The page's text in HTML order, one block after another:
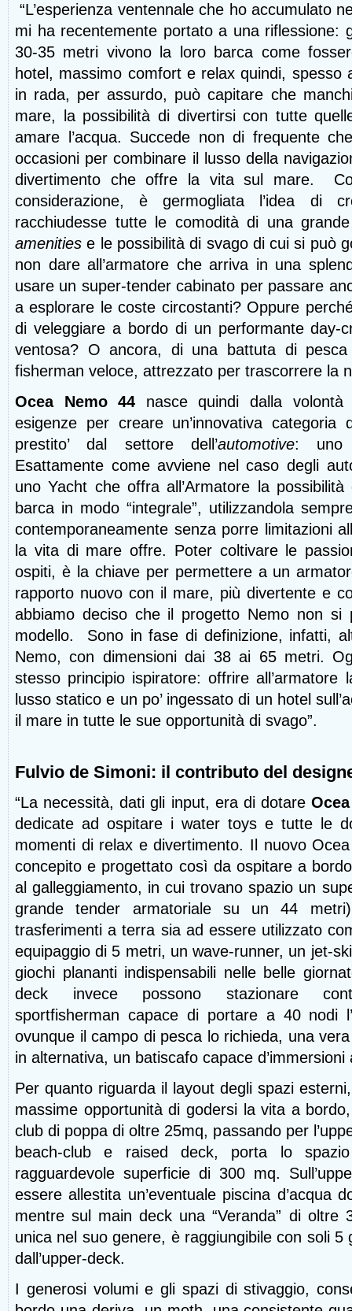
“L’esperienza ventennale che ho accumulato
mi ha recentemente portato a una riflessione:
30-35 metri vivono la loro barca come
hotel, massimo comfort e relax quindi, spesso
in rada, per assurdo, può capitare che
mare, la possibilità di divertirsi con tutte
amare l’acqua. Succede non di frequente
occasioni per combinare il lusso della
divertimento che offre la vita sul mare.
considerazione, è germogliata l’idea di
racchiudesse tutte le comodità di una
amenities e le possibilità di svago di cui si può
non dare all’armatore che arriva in una
usare un super-tender cabinato per passare
a esplorare le coste circostanti? Oppure
di veleggiare a bordo di un performante day-
ventosa? O ancora, di una battuta di
fisherman veloce, attrezzato per trascorrere la
Ocea
Nemo 44 nasce quindi dalla
esigenze per creare un’innovativa categoria
prestito’ dal settore dell’automotive:
Esattamente come avviene nel caso degli
uno Yacht che offra all’Armatore la
barca in modo “integrale”, utilizzandola
contemporaneamente senza porre limitazioni
la vita di mare offre. Poter coltivare le
ospiti, è la chiave per permettere a un
rapporto nuovo con il mare, più divertente e
abbiamo deciso che il progetto Nemo non si
modello. Sono in fase di definizione, infatti,
Nemo, con dimensioni dai 38 ai 65 metri.
stesso principio ispiratore: offrire all’armatore
lusso statico e un po’ ingessato di un hotel
il mare in tutte le sue opportunità di svago”.
Fulvio de Simoni: il contributo del
“La necessità, dati gli input, era di dotare
dedicate ad ospitare i water toys e tutte le
momenti di relax e divertimento. Il nuovo
concepito e progettato così da ospitare a
al galleggiamento, in cui trovano spazio un
grande tender armatoriale su un 44
trasferimenti a terra sia ad essere utilizzato
equipaggio di 5 metri, un wave-runner, un jet-
giochi plananti indispensabili nelle belle
deck invece possono stazionare
sportfisherman capace di portare a 40 nodi
ovunque il campo di pesca lo richieda, una
in alternativa, un batiscafo capace
Per quanto riguarda il layout degli spazi
massime opportunità di godersi la vita a
club di poppa di oltre 25mq, passando per
beach-club e raised deck, porta lo spazio
ragguardevole superficie di 300 mq.
essere allestita un’eventuale piscina d’acqua
mentre sul main deck una “Veranda” di oltre
unica nel suo genere, è raggiungibile con soli 5
dall’upper-deck.
I generosi volumi e gli spazi di stivaggio,